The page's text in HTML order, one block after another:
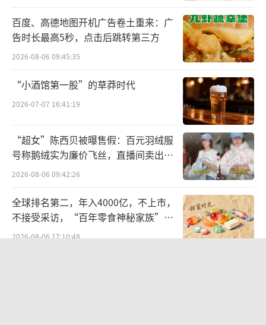
大众交通异动之余，一些公司的长线股东
得到了来自资本市场的“奖励”。这其中，作
为公司“忠实拥趸”的刘伟最为引人关注。
看究竟数据显示，早在2016年二季度刘伟
就首次现身大众交通前十大股东名单。当季度
末，大众交通收于6.81元，持有676.84万股的
刘伟彼时正手握4609.28万元市值。
此后的半年，大众交通股价在6.35元至7.7
9元的范围内小幅波动，而刘伟的名字却没有出
现在公司前十大股东名单之列。数据显示，201
6年三四季度，大众交通第十股东德意志银行新
百度、高德地图开机广告卷土重来：广
告时长最高5秒，点击后跳转第三方
2026-08-06 09:45:35
“小酒馆第一股”的草莽时代
2026-07-07 16:41:19
“超女”陈西贝被曝售假：百元羽绒服
号称鹅绒实为廉价飞丝，直播间卖出超
百万元
2026-08-06 09:42:26
全球排名第二，年入4000亿，不上市，
不接受采访，“百年零食神秘家族”浮
出水面？
2026-08-06 17:10:48